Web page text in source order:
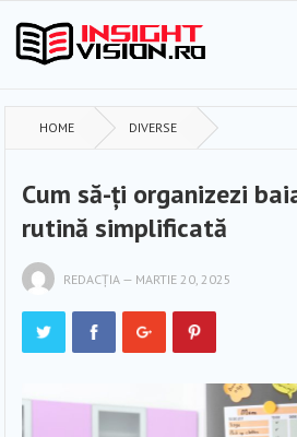
HOME DIVERSE
Cum să-ți organizezi
rutină simplificată
REDACȚIA — MARTIE 20, 2025